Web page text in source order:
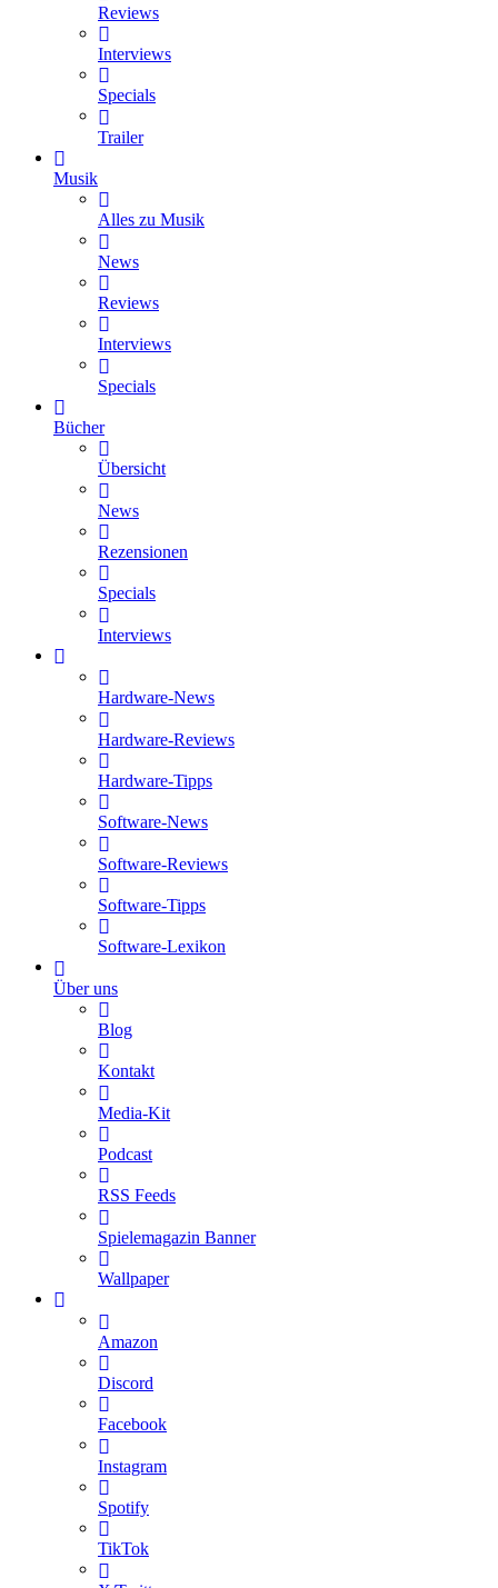
Reviews
Interviews
Specials
Trailer
Musik
Alles zu Musik
News
Reviews
Interviews
Specials
Bücher
Übersicht
News
Rezensionen
Specials
Interviews
Hardware-News
Hardware-Reviews
Hardware-Tipps
Software-News
Software-Reviews
Software-Tipps
Software-Lexikon
Über uns
Blog
Kontakt
Media-Kit
Podcast
RSS Feeds
Spielemagazin Banner
Wallpaper
Amazon
Discord
Facebook
Instagram
Spotify
TikTok